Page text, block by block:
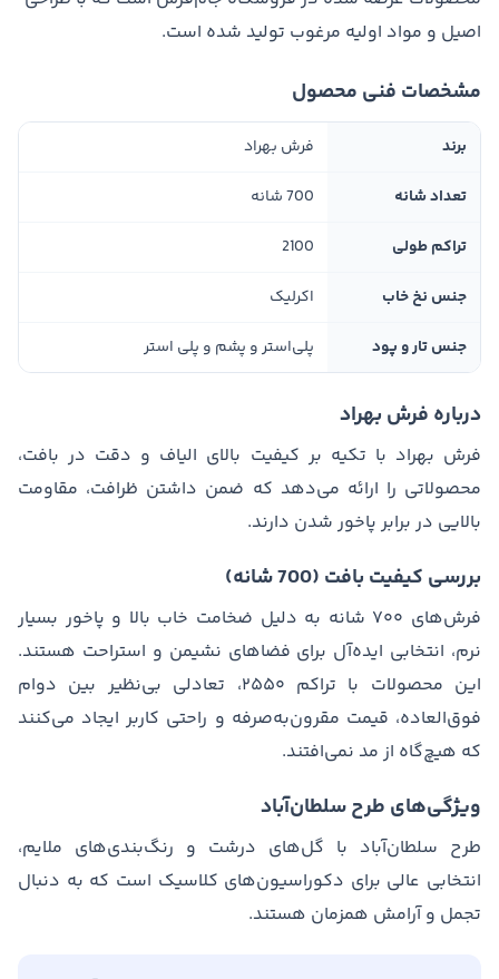
اصیل و مواد اولیه مرغوب تولید شده است.
مشخصات فنی محصول
برند فرش بهراد
تعداد شانه 700 شانه
تراکم طولی 2100
جنس نخ خاب اکرلیک
جنس تار و پود پلی‌استر و پشم و پلی استر
درباره فرش بهراد
فرش بهراد با تکیه بر کیفیت بالای الیاف و دقت در بافت،
محصولاتی را ارائه می‌دهد که ضمن داشتن ظرافت، مقاومت
بالایی در برابر پاخور شدن دارند.
بررسی کیفیت بافت (700 شانه)
فرش‌های ۷۰۰ شانه به دلیل ضخامت خاب بالا و پاخور بسیار
نرم، انتخابی ایده‌آل برای فضاهای نشیمن و استراحت هستند.
این محصولات با تراکم ۲۵۵۰، تعادلی بی‌نظیر بین دوام
فوق‌العاده، قیمت مقرون‌به‌صرفه و راحتی کاربر ایجاد می‌کنند
که هیچ‌گاه از مد نمی‌افتند.
ویژگی‌های طرح سلطان‌آباد
طرح سلطان‌آباد با گل‌های درشت و رنگ‌بندی‌های ملایم،
انتخابی عالی برای دکوراسیون‌های کلاسیک است که به دنبال
تجمل و آرامش همزمان هستند.